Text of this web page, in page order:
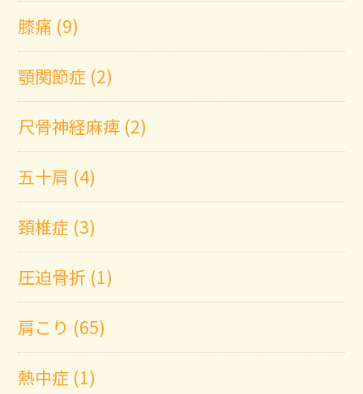
膝痛 (9)
顎関節症 (2)
尺骨神経麻痺 (2)
五十肩 (4)
頚椎症 (3)
圧迫骨折 (1)
肩こり (65)
熱中症 (1)